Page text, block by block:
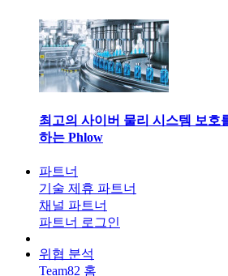
최고의 사이버 물리 시스템 보호
하는 Phlow
파트너
기술 제휴 파트너
채널 파트너
파트너 로그인
위협 분석
Team82 홈